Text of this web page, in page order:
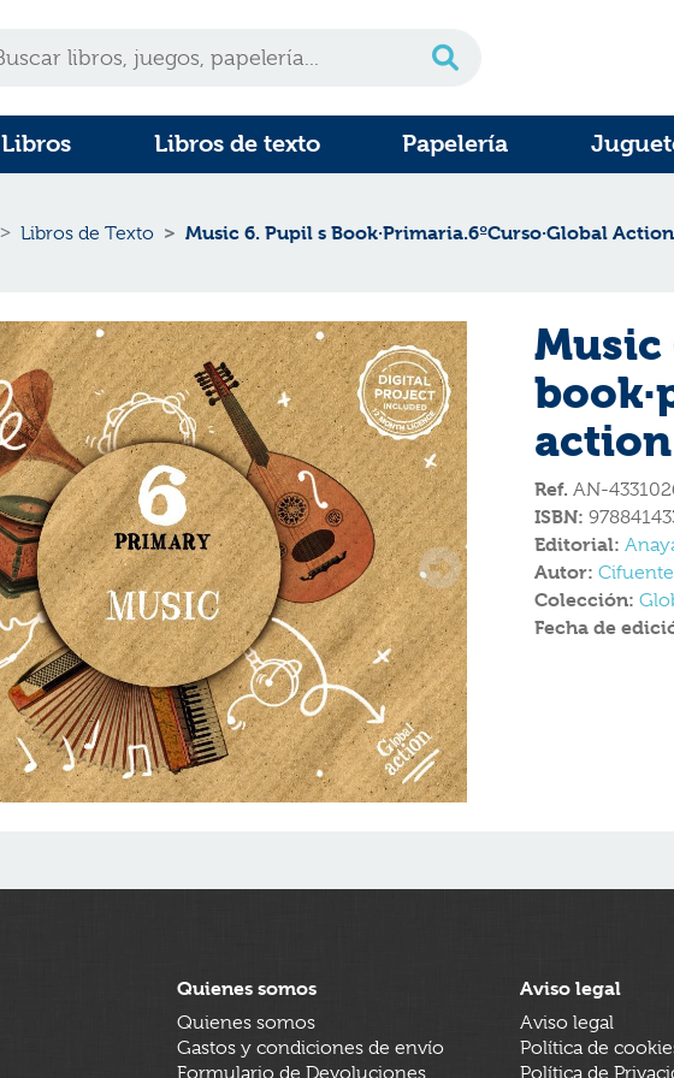
Libros Libros de texto Papelería
Libros de Texto Music 6. Pupil s Book·Primaria.6ºCurso·Global Action
Music
action
Ref. AN-
ISBN:
Editorial:
Autor:
Colección:
Fecha de
Quienes somos
Quienes somos
Gastos y condiciones de envío
Formulario de Devoluciones
Aviso legal
Aviso legal
Política de
Política de